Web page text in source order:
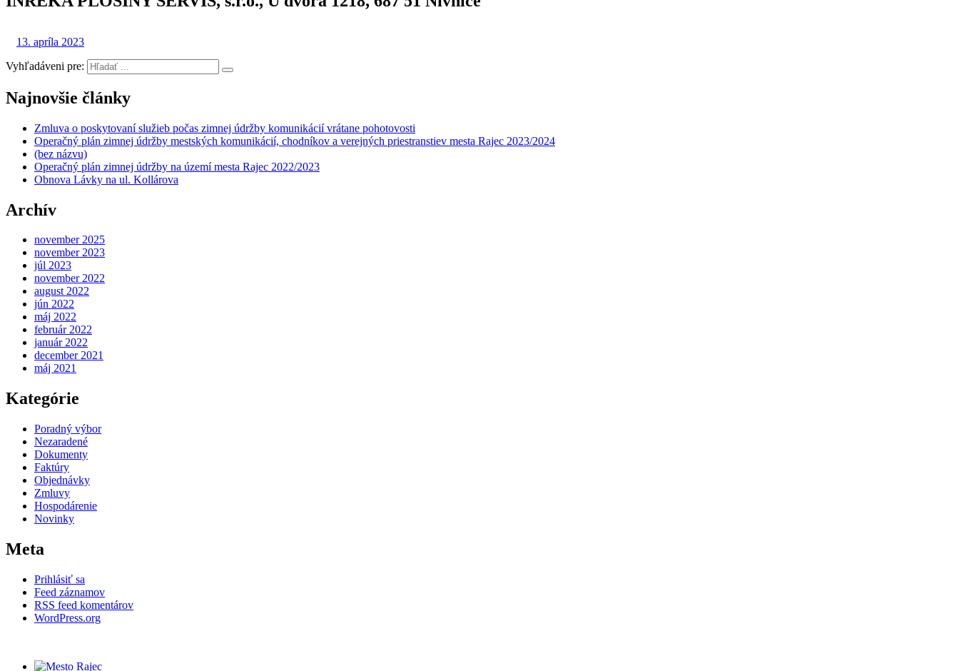
13. apríla 2023
Vyhľadáveni pre:
Najnovšie články
Zmluva o poskytovaní služieb počas zimnej údržby komunikácií vrátane pohotovosti
Operačný plán zimnej údržby mestských komunikácií, chodníkov a verejných priestranstiev mesta Rajec 2023/2024
(bez názvu)
Operačný plán zimnej údržby na území mesta Rajec 2022/2023
Obnova Lávky na ul. Kollárova
Archív
november 2025
november 2023
júl 2023
november 2022
august 2022
jún 2022
máj 2022
február 2022
január 2022
december 2021
máj 2021
Kategórie
Poradný výbor
Nezaradené
Dokumenty
Faktúry
Objednávky
Zmluvy
Hospodárenie
Novinky
Meta
Prihlásiť sa
Feed záznamov
RSS feed komentárov
WordPress.org